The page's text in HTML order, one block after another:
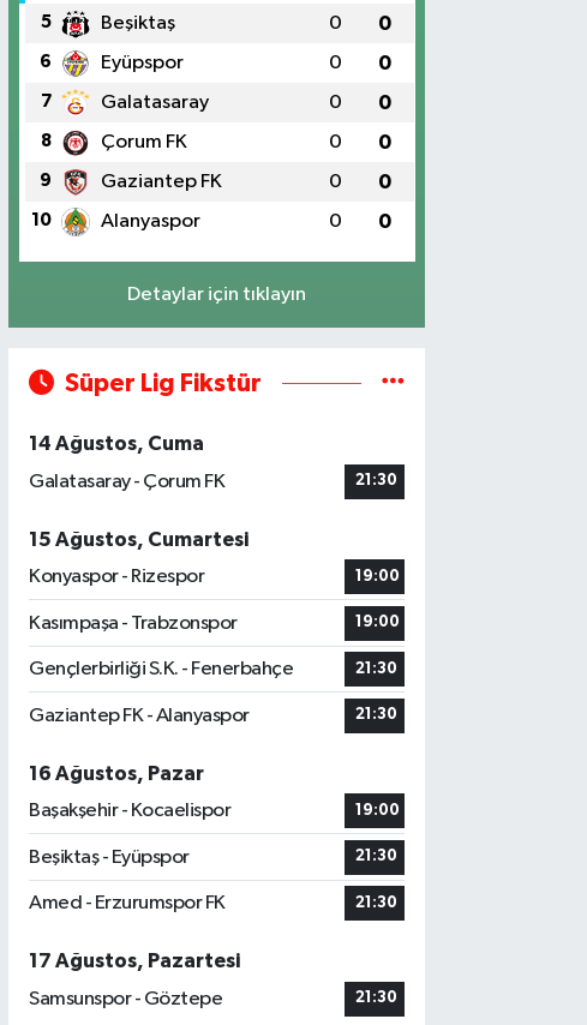
5 Beşiktaş 0 0
6 Eyüpspor 0 0
7 Galatasaray 0 0
8 Çorum FK 0 0
9 Gaziantep FK 0 0
10 Alanyaspor 0 0
Detaylar için tıklayın
Süper Lig Fikstür
14 Ağustos, Cuma
Galatasaray - Çorum FK
21:30
15 Ağustos, Cumartesi
Konyaspor - Rizespor
19:00
Kasımpaşa - Trabzonspor 19:00
Gençlerbirliği S.K. - Fenerbahçe 21:30
Gaziantep FK - Alanyaspor 21:30
16 Ağustos, Pazar
Başakşehir - Kocaelispor
19:00
Beşiktaş - Eyüpspor 21:30
Amed - Erzurumspor FK 21:30
17 Ağustos, Pazartesi
Samsunspor - Göztepe
21:30